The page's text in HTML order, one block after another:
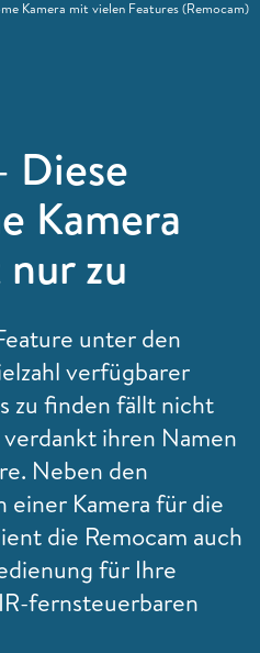
Diese
Kamera
zu
unter den
verfügbarer
zu finden fällt nicht
ihren Namen
Neben den
einer Kamera für die
die Remocam auch
für Ihre
fernsteuerbaren
Kamera mit vielen Features(Remocam)